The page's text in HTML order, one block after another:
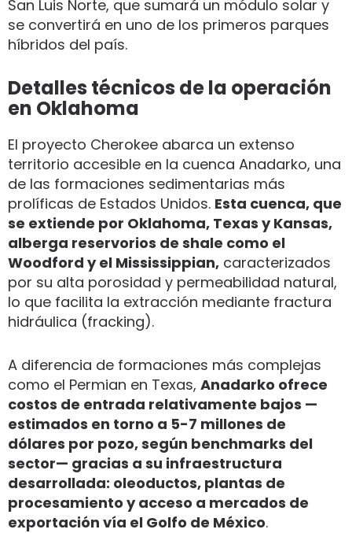
San Luis Norte, que sumará un módulo solar y
se convertirá en uno de los primeros parques
híbridos del país.
Detalles técnicos de la operación
en Oklahoma
El proyecto Cherokee abarca un extenso
territorio accesible en la cuenca Anadarko, una
de las formaciones sedimentarias más
prolíficas de Estados Unidos. Esta cuenca, que
se extiende por Oklahoma, Texas y Kansas,
alberga reservorios de shale como el
Woodford y el Mississippian, caracterizados
por su alta porosidad y permeabilidad natural,
lo que facilita la extracción mediante fractura
hidráulica (fracking).
A diferencia de formaciones más complejas
como el Permian en Texas, Anadarko ofrece
costos de entrada relativamente bajos —
estimados en torno a 5-7 millones de
dólares por pozo, según benchmarks del
sector— gracias a su infraestructura
desarrollada: oleoductos, plantas de
procesamiento y acceso a mercados de
exportación vía el Golfo de México.